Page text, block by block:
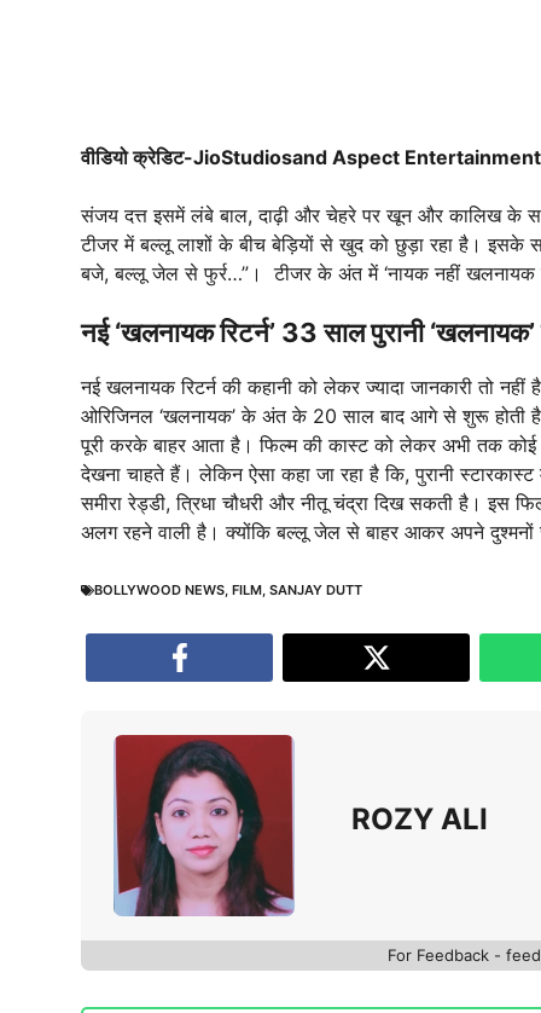
वीडियो क्रेडिट-JioStudiosand Aspect Entertainment
संजय दत्त इसमें लंबे बाल, दाढ़ी और चेहरे पर खून और कालिख के
टीजर में बल्लू लाशों के बीच बेड़ियों से खुद को छुड़ा रहा है। इसके
बजे, बल्लू जेल से फुर्र…”। टीजर के अंत में ‘नायक नहीं खलनायक
नई ‘खलनायक रिटर्न’ 33 साल पुरानी
नई खलनायक रिटर्न की कहानी को लेकर ज्यादा जानकारी तो नहीं
ओरिजिनल ‘खलनायक’ के अंत के 20 साल बाद आगे से शुरू
पूरी करके बाहर आता है। फिल्म की कास्ट को लेकर अभी तक कोई
देखना चाहते हैं। लेकिन ऐसा कहा जा रहा है कि, पुरानी
समीरा रेड्डी, त्रिधा चौधरी और नीतू चंद्रा दिख सकती है।
अलग रहने वाली है। क्योंकि बल्लू जेल से बाहर आकर अपने दुश्मनों
BOLLYWOOD NEWS, FILM, SANJAY DUTT
ROZY ALI
For Feedback -